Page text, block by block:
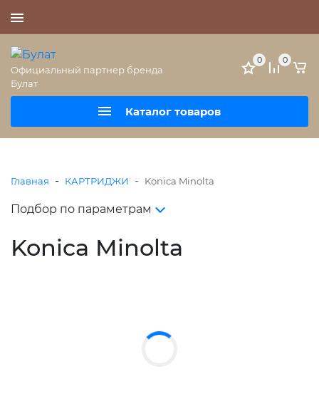
Официальный партнер бренда
Булат
Каталог товаров
0 0
Главная - КАРТРИДЖИ - Konica Minolta
Подбор по параметрам
Konica Minolta